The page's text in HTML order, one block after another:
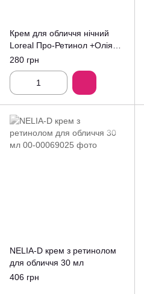
Крем для обличчя нічний
Loreal Про-Ретинол +Олія
Камелії 45+ 50ml
280 грн
NELIA-D крем з ретинолом
для обличчя 30 мл
406 грн